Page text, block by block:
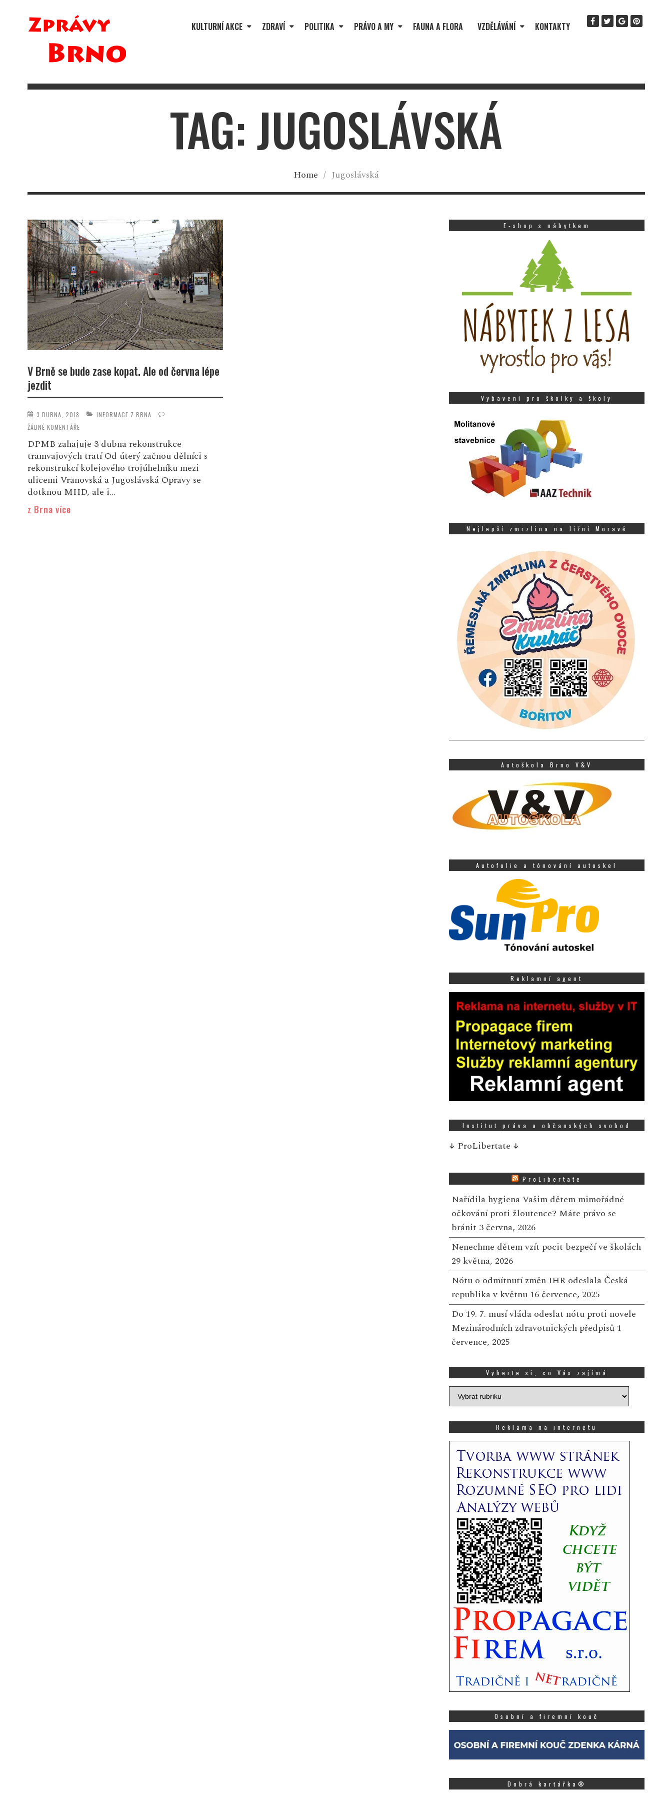
KULTURNÍ AKCE ZDRAVÍ POLITIKA PRÁVO A MY FAUNA A FLORA VZDĚLÁVÁNÍ KONTAKTY
TAG: JUGOSLÁVSKÁ
Home / Jugoslávská
V Brně se bude zase kopat. Ale od června lépe
jezdit
3 DUBNA, 2018
INFORMACE Z BRNA
ŽÁDNÉ KOMENTÁŘE
DPMB zahajuje 3 dubna rekonstrukce
tramvajových tratí Od úterý začnou dělníci s
rekonstrukcí kolejového trojúhelníku mezi
ulicemi Vranovská a Jugoslávská Opravy se
dotknou MHD, ale i...
z Brna více
E-shop s nábytkem
Vybavení pro školky a školy
Nejlepší zmrzlina na Jižní Moravě
Autoškola Brno V&V
Autofolie a tónování autoskel
Reklamní agent
Institut práva a občanských svobod
↓ ProLibertate ↓
ProLibertate
Nařídila hygiena Vašim dětem mimořádné
očkování proti žloutence? Máte právo se
bránit 3 června, 2026
Nenechme dětem vzít pocit bezpečí ve školách
29 května, 2026
Nótu o odmítnutí změn IHR odeslala Česká
republika v květnu 16 července, 2025
Do 19. 7. musí vláda odeslat nótu proti novele
Mezinárodních zdravotnických předpisů 1
července, 2025
Vyberte si, co Vás zajímá
Vyberte
si,
zajímá
Reklama na internetu
Osobní a firemní kouč
Dobrá kartářka®